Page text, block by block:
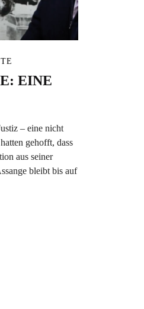
EINE
– eine nicht
gehofft, dass
aus seiner
bleibt bis auf